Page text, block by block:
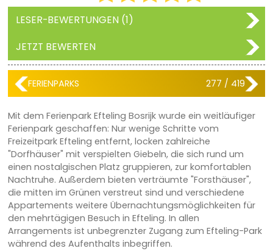
LESER-BEWERTUNGEN (1)
JETZT BEWERTEN
FERIENPARKS 277 / 419
Mit dem Ferienpark Efteling Bosrijk wurde ein weitläufiger
Ferienpark geschaffen: Nur wenige Schritte vom
Freizeitpark Efteling entfernt, locken zahlreiche
"Dorfhäuser" mit verspielten Giebeln, die sich rund um
einen nostalgischen Platz gruppieren, zur komfortablen
Nachtruhe. Außerdem bieten verträumte "Forsthäuser",
die mitten im Grünen verstreut sind und verschiedene
Appartements weitere Übernachtungsmöglichkeiten für
den mehrtägigen Besuch in Efteling. In allen
Arrangements ist unbegrenzter Zugang zum Efteling-Park
während des Aufenthalts inbegriffen.